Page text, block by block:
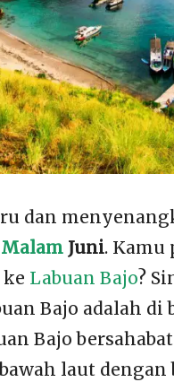
dan
Malam Juni. Kamu
Labuan Bajo?
Bajo adalah di
Bajo
laut dengan